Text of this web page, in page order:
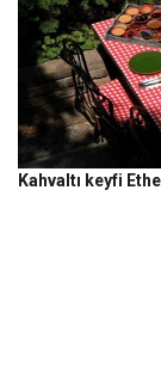
Kahvaltı keyfi